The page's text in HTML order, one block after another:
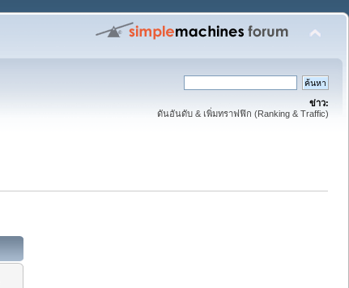
ข่าว:
ดันอันดับ & เพิ่มทราฟฟิก (Ranking & Traffic)